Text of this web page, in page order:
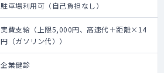
駐車場利用可（自己負担なし）
実費支給（上限5,000円、高速代＋距離×14
円（ガソリン代））
企業健診